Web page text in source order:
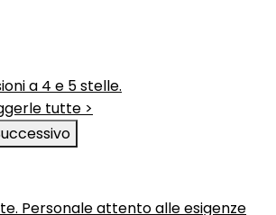
a 4 e 5 stelle.
tutte >
Personale attento alle esigenze